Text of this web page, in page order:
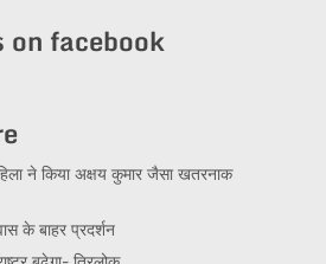
on facebook
ने किया अक्षय कुमार जैसा खतरनाक
के बाहर प्रदर्शन